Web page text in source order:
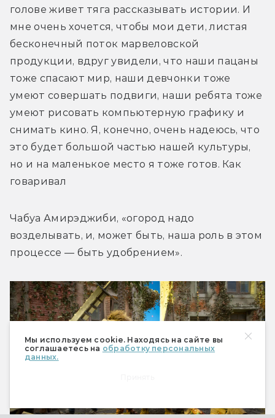
Мы используем cookie. Находясь на сайте вы
соглашаетесь на обработку персональных
данных.
голове живет тяга рассказывать истории. И
мне очень хочется, чтобы мои дети, листая
бесконечный поток марвеловской
продукции, вдруг увидели, что наши пацаны
тоже спасают мир, наши девчонки тоже
умеют совершать подвиги, наши ребята тоже
умеют рисовать компьютерную графику и
снимать кино. Я, конечно, очень надеюсь, что
это будет большой частью нашей культуры,
но и на маленькое место я тоже готов. Как
говаривал
Чабуа Амирэджиби, «огород надо
возделывать, и, может быть, наша роль в этом
процессе — быть удобрением».